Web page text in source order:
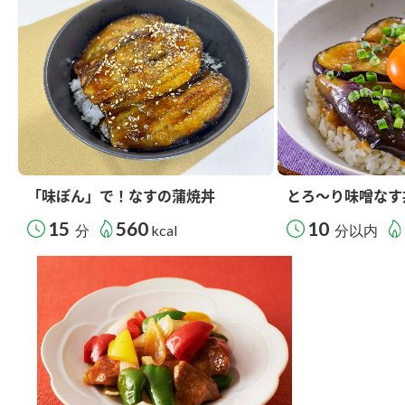
「味ぽん」で！なすの蒲焼丼
15 分 560 kcal
とろ～り味噌な
10 分以内